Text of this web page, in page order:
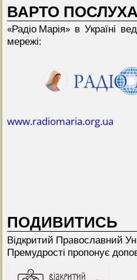
ВАРТО
«Радіо Марія» в Україні
мережі:
www.radiomaria.org.ua
ПОДИВИТИСЬ
Відкритий Прaвославний
Премудрості пропонує